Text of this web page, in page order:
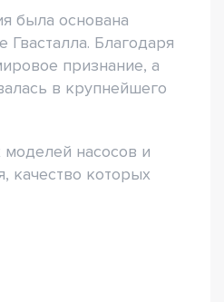
была основана
Благодаря
признание, а
в крупнейшего
моделей насосов и
качество которых